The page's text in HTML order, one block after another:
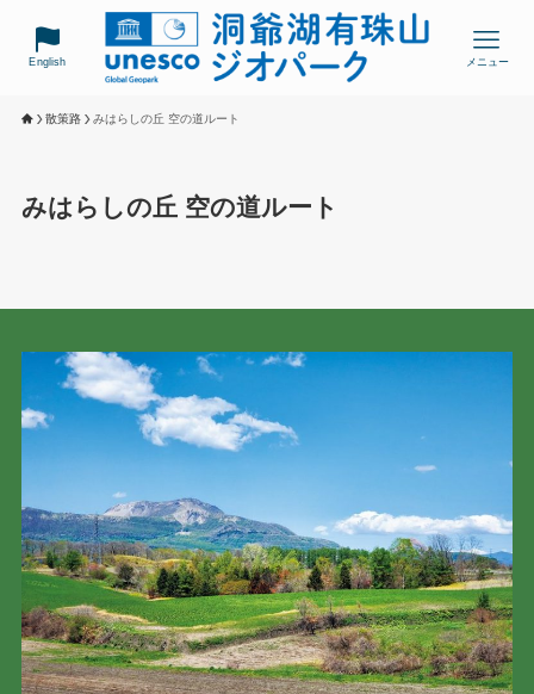
English メニュー
散策路 みはらしの丘 空の道ルート
みはらしの丘 空の道ルート